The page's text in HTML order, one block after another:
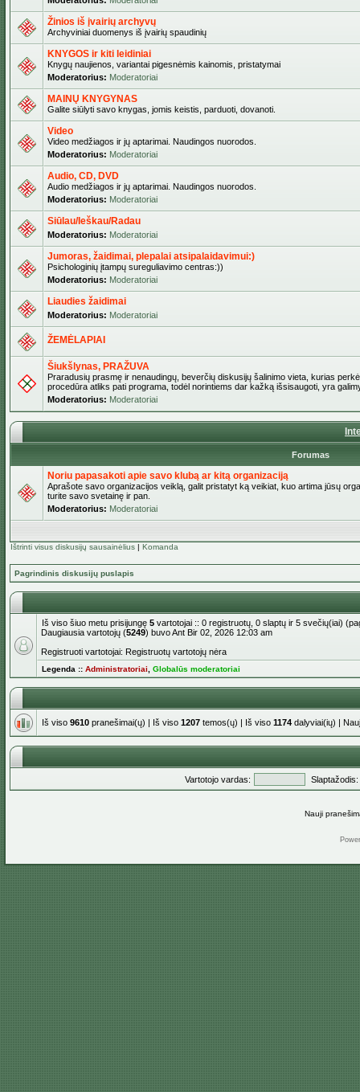
Žinios iš įvairių archyvų
Archyviniai duomenys iš įvairių spaudinių
KNYGOS ir kiti leidiniai
Knygų naujienos, variantai pigesnėmis kainomis, pristatymai
Moderatorius: Moderatoriai
MAINŲ KNYGYNAS
Galite siūlyti savo knygas, jomis keistis, parduoti, dovanoti.
Video
Video medžiagos ir jų aptarimai. Naudingos nuorodos.
Moderatorius: Moderatoriai
Audio, CD, DVD
Audio medžiagos ir jų aptarimai. Naudingos nuorodos.
Moderatorius: Moderatoriai
Siūlau/Ieškau/Radau
Moderatorius: Moderatoriai
Jumoras, žaidimai, plepalai atsipalaidavimui:)
Psichologinių įtampų sureguliavimo centras:))
Moderatorius: Moderatoriai
Liaudies žaidimai
Moderatorius: Moderatoriai
ŽEMĖLAPIAI
Šiukšlynas, PRAŽUVA
Praradusių prasmę ir nenaudingų, beverčių diskusijų šalinimo vieta, kurias
procedūra atliks pati programa, todėl norintiems dar kažką išsisaugoti, yra
Moderatorius: Moderatoriai
Forumas
Noriu papasakoti apie savo klubą ar kitą organizaciją
Aprašote savo organizacijos veiklą, galit pristatyt ką veikiat, kuo artima jūsų
turite savo svetainę ir pan.
Moderatorius: Moderatoriai
Ištrinti visus diskusijų sausainėlius | Komanda
Pagrindinis diskusijų puslapis
Iš viso šiuo metu prisijungę 5 vartotojai :: 0 registruotų, 0 slaptų ir 5 svečių(iai)
Daugiausia vartotojų (5249) buvo Ant Bir 02, 2026 12:03 am
Registruoti vartotojai: Registruotų vartotojų nėra
Legenda :: Administratoriai Globalūs moderatoriai
Iš viso 9610 pranešimai(ų) | Iš viso 1207 temos(ų) | Iš viso 1174 dalyviai(ių) |
Vartotojo vardas: Slaptažodis:
Nauji